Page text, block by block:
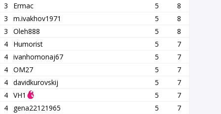
3
Ermac 5
8
3
m.ivakhov1971 5
8
3
Oleh888 5
8
4
Humorist 5
7
4 ivanhomonaj67 5
7
4 OM27 5
7
4 davidkurovskij 5
7
4 VH1 5
7
4
gena22121965 5
7